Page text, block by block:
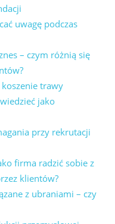
uwagę podczas
– czym różnią się
koszenie trawy
jako
przy rekrutacji
firma radzić sobie z
klientów?
z ubraniami – czy